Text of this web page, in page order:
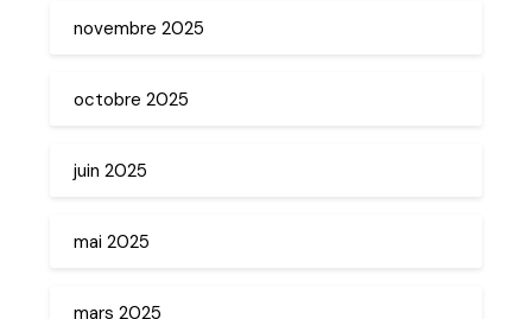
novembre 2025
octobre 2025
juin 2025
mai 2025
mars 2025